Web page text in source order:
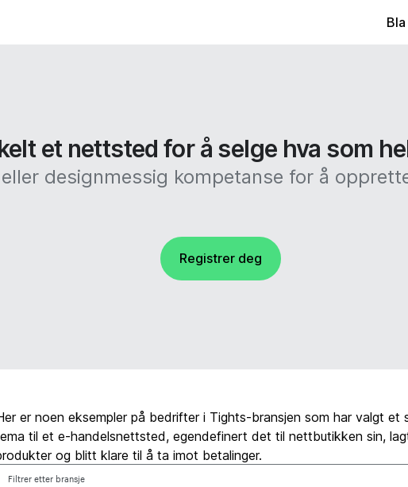
et nettsted for å selge hva som
designmessig kompetanse for å
Registrer deg
er noen eksempler på bedrifter i Tights-bransjen som har valgt et
til et e-handelsnettsted, egendefinert det til nettbutikken sin,
og blitt klare til å ta imot betalinger.
Filtrer etter bransje